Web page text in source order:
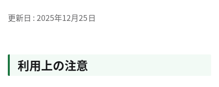
更新日 2025年12月25日
利用上の注意